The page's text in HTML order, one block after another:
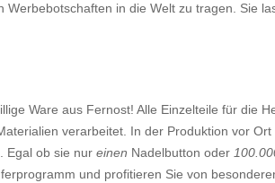
in die Welt zu tragen. Sie
Ware aus Fernost! Alle Einzelteile für die
verarbeitet. In der Produktion vor Ort
Egal ob sie nur einen Nadelbutton oder
und profitieren Sie von